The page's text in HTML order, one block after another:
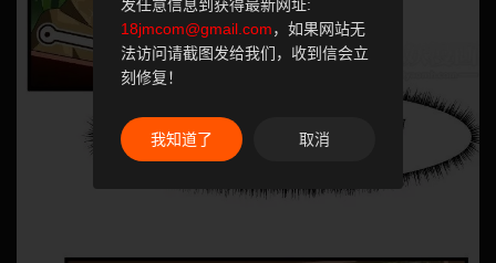
发任意信息到获得最新网址:
18jmcom@gmail.com，如果网站无
法访问请截图发给我们，收到信会立
刻修复！
我知道了 取消